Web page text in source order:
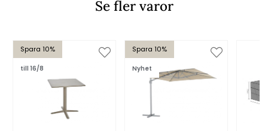
Se fler varor
Spara 10%
till 16/8
Spara 10%
Nyhet